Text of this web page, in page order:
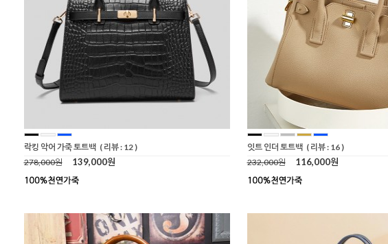
락킹 악어 가죽 토트백 ( 리뷰 : 12 )
278,000원
139,000원
잇트 인더 토트백 ( 리뷰 : 16 )
232,000원
116,000원